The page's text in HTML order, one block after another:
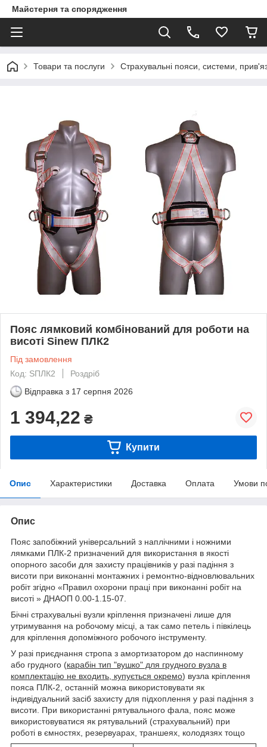
Майстерня та спорядження
Товари та послуги Страхувальні пояси, системи,
Пояс лямковий комбінований для роботи на
висоті Sinew ПЛК2
Під замовлення
Код: SПЛК2
Роздріб
Відправка з 17 серпня 2026
1 394,22 ₴
Купити
Опис Характеристики Доставка Оплата Умови
Опис
Пояс запобіжний універсальний з наплічними і ножними
лямками ПЛК-2 призначений для використання в якості
опорного засоби для захисту працівників у разі падіння з
висоти при виконанні монтажних і ремонтно-відновлювальних
робіт згідно «Правил охорони праці при виконанні робіт на
висоті » ДНАОП 0.00-1.15-07.
Бічні страхувальні вузли кріплення призначені лише для
утримування на робочому місці, а так само петель і півкілець
для кріплення допоміжного робочого інструменту.
У разі приєднання стропа з амортизатором до наспинному
або грудного (карабін тип "вушко" для грудного вузла в
комплектацію не входить, купується окремо) вузла кріплення
пояса ПЛК-2, останній можна використовувати як
індивідуальний засіб захисту для підхоплення у разі падіння з
висоти. При використанні рятувального фала, пояс може
використовуватися як рятувальний (страхувальний) при
роботі в ємностях, резервуарах, траншеях, колодязях тощо